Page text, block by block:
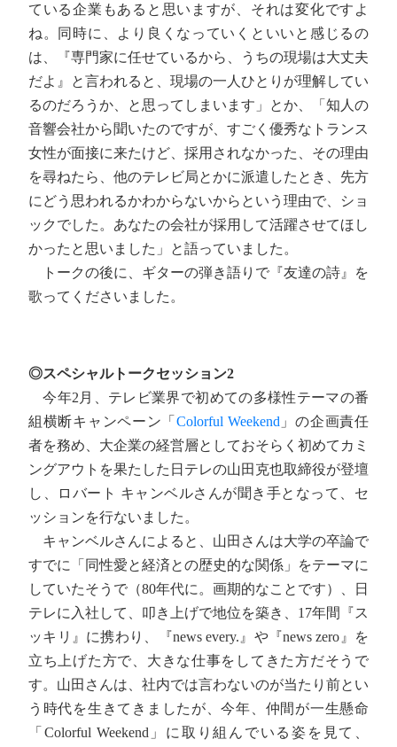
ている企業もあると思いますが、それは変化ですよ
ね。同時に、より良くなっていくといいと感じるの
は、『専門家に任せているから、うちの現場は大丈夫
だよ』と言われると、現場の一人ひとりが理解してい
るのだろうか、と思ってしまいます」とか、「知人の
音響会社から聞いたのですが、すごく優秀なトランス
女性が面接に来たけど、採用されなかった、その理由
を尋ねたら、他のテレビ局とかに派遣したとき、先方
にどう思われるかわからないからという理由で、ショ
ックでした。あなたの会社が採用して活躍させてほし
かったと思いました」と語っていました。
トークの後に、ギターの弾き語りで『友達の詩』を
歌ってくださいました。
◎スペシャルトークセッション2
今年2月、テレビ業界で初めての多様性テーマの番
組横断キャンペーン「Colorful Weekend 」の企画責任
者を務め、大企業の経営層としておそらく初めてカミ
ングアウトを果たした日テレの山田克也取締役が登壇
し、ロバート キャンベルさんが聞き手となって、セ
ッションを行ないました。
キャンベルさんによると、山田さんは大学の卒論で
すでに「同性愛と経済との歴史的な関係」をテーマに
していたそうで（80年代に。画期的なことです）、日
テレに入社して、叩き上げで地位を築き、17年間『ス
ッキリ』に携わり、『news every.』や『news zero』を
立ち上げた方で、大きな仕事をしてきた方だそうで
す。山田さんは、社内では言わないのが当たり前とい
う時代を生きてきましたが、今年、仲間が一生懸命
「Colorful Weekend」に取り組んでいる姿を見て、